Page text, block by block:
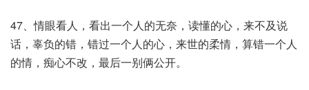
47、情眼看人，看出一个人的无奈，读懂的心，来不及说
话，辜负的错，错过一个人的心，来世的柔情，算错一个人
的情，痴心不改，最后一别俩公开。